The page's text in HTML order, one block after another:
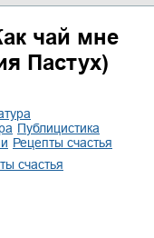
чай мне
Пастух)
публицистика
рецепты счастья
счастья